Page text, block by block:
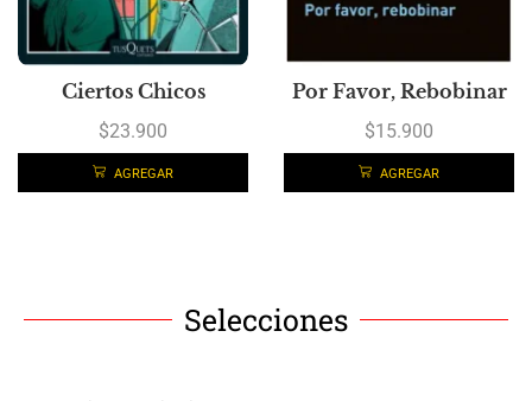
Ciertos Chicos
$23.900
AGREGAR
Por Favor, Rebobinar
$15.900
AGREGAR
Selecciones